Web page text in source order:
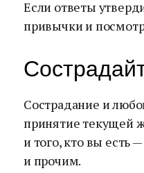
Если ответы
привычки и
Сострадание и
принятие текущей
и того, кто вы есть
и прочим.